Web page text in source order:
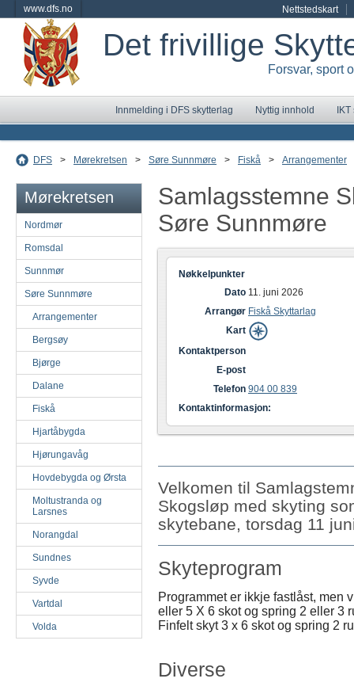
www.dfs.no Nettstedskart
Det frivillige
Forsvar, sport
Innmelding i DFS skytterlag Nyttig innhold
DFS > Mørekretsen > Søre Sunnmøre > Fiskå > Arrangementer
Mørekretsen
Nordmør
Romsdal
Sunnmør
Søre Sunnmøre
Arrangementer
Bergsøy
Bjørge
Dalane
Fiskå
Hjartåbygda
Hjørungavåg
Hovdebygda og Ørsta
Moltustranda og
Larsnes
Norangdal
Sundnes
Syvde
Vartdal
Volda
Samlagsstemne
Søre Sunnmøre
Nøkkelpunkter
Dato 11. juni 2026
Arrangør Fiskå Skyttarlag
Kart
Kontaktperson
E-post
Telefon 904 00 839
Kontaktinformasjon:
Velkomen til
Skogsløp med skyting
skytebane, torsdag 11
Skyteprogram
Programmet er ikkje fastlåst, men
eller 5 X 6 skot og spring 2 eller 3
Finfelt skyt 3 x 6 skot og spring 2
Diverse